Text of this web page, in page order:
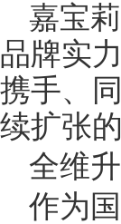
嘉宝
品牌实
携手、
续扩张
全维
作为